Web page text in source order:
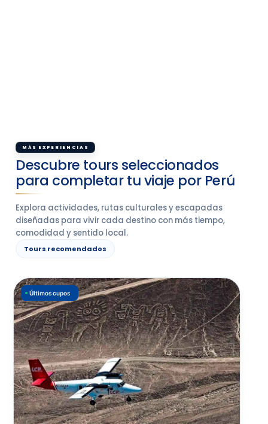
MÁS EXPERIENCIAS
Descubre tours seleccionados
para completar tu viaje por Perú
Explora actividades, rutas culturales y escapadas
diseñadas para vivir cada destino con más tiempo,
comodidad y sentido local.
Tours recomendados
Últimos cupos